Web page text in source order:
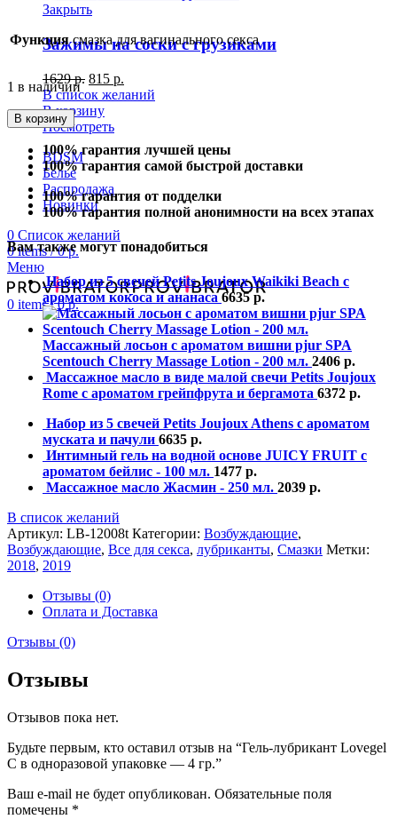
Закрыть
Зажимы на соски с грузиками
1629р. 815 р.
В список желаний
В корзину
Посмотреть
BDSM
Белье
Распродажа
Новинки
0 Список желаний
0items / 0р.
Меню
0 items / 0р.
Функция смазка для вагинального секса
1 в наличии
В корзину
100% гарантия лучшей цены
100% гарантия самой быстрой доставки
100% гарантия от подделки
100% гарантия полной анонимности на всех этапах
Вам также могут понадобиться
Набор из 5 свечей Petits Joujoux Waikiki Beach с
ароматом кокоса и ананаса6635р.
Массажный лосьон с ароматом вишни pjur SPA
Scentouch Cherry Massage Lotion - 200 мл. 2406 р.
Массажное масло в виде малой свечи Petits Joujoux
Rome с ароматом грейпфрута и бергамота 6372 р.
Набор из 5 свечей Petits Joujoux Athens с ароматом
муската и пачули 6635 р.
Интимный гель на водной основе JUICY FRUIT с
ароматом бейлис - 100 мл. 1477 р.
Массажное масло Жасмин - 250 мл. 2039 р.
В список желаний
Артикул: LB-12008t Категории: Возбуждающие,
Возбуждающие, Все для секса, лубриканты, Смазки Метки:
2018, 2019
Отзывы (0)
Оплата и Доставка
Отзывы (0)
Отзывы
Отзывов пока нет.
Будьте первым, кто оставил отзыв на “Гель-лубрикант Lovegel
C в одноразовой упаковке — 4 гр.”
Ваш e-mail не будет опубликован. Обязательные поля
помечены *